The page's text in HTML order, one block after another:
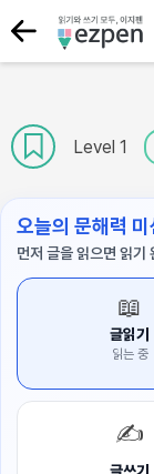
Level 1
오늘의 문해력 미
먼저 글을 읽으면 읽기
📖
글읽기
읽는 중
✍️